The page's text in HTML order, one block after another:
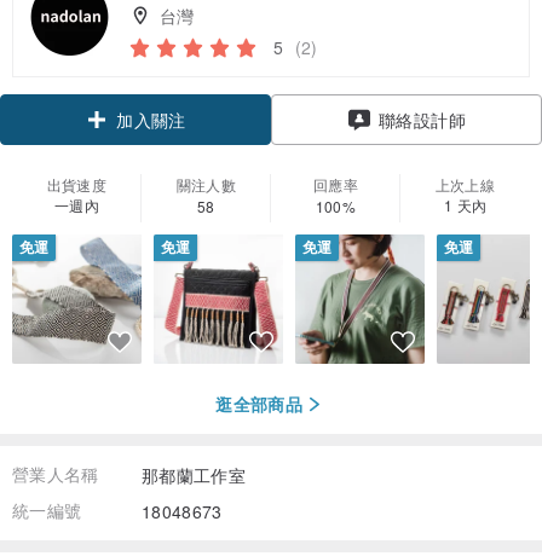
台灣
5 (2)
加入關注 聯絡設計師
出貨速度
一週內
關注人數
58
回應率
100%
上次上線
1 天內
免運 免運 免運 免運
逛全部商品
營業人名稱
那都蘭工作室
統一編號
18048673